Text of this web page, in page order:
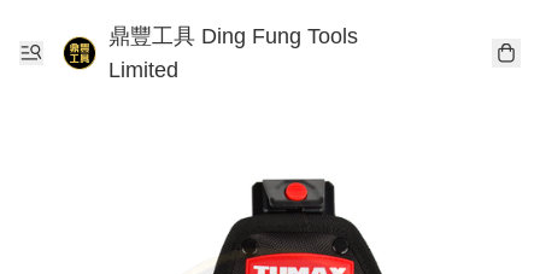
鼎豐工具 Ding Fung Tools
Limited